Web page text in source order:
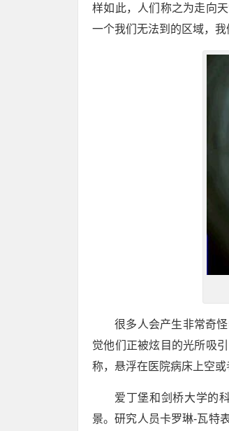
样如此，人们称之为走向
一个我们无法到的区域，我
很多人会产生非常奇
觉他们正被炫目的光所吸
称，悬浮在医院病床上空
爱丁堡和剑桥大学的
景。研究人员卡罗琳-瓦特